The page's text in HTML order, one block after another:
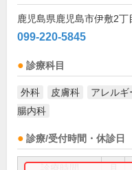
鹿児島県鹿児島市伊敷2丁
099-220-5845
診療科目
外科 皮膚科 アレルギ
腸内科
診療/受付時間・休診日